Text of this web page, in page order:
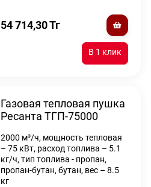
54 714,30Тг
Газовая тепловая пушка
Ресанта ТГП-75000
2000 м³/ч, мощность тепловая
– 75 кВт, расход топлива – 5.1
кг/ч, тип топлива - пропан,
пропан-бутан, бутан, вес – 8.5
кг